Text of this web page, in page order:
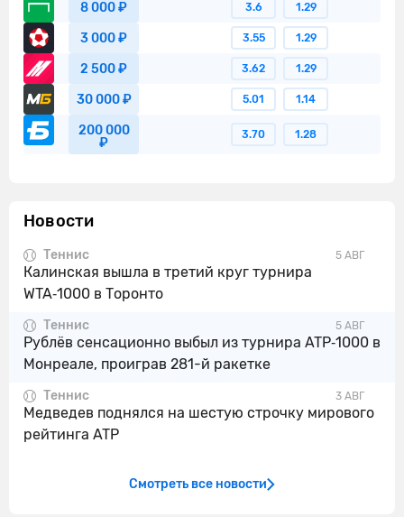
8 000 ₽ 3.6 1.29
3 000 ₽ 3.55 1.29
2 500 ₽ 3.62 1.29
30 000 ₽ 5.01 1.14
200 000
₽
3.70 1.28
Новости
5 АВГ
Теннис
Калинская вышла в третий круг турнира
WTA‑1000 в Торонто
5 АВГ
Теннис
Рублёв сенсационно выбыл из турнира ATP‑1000 в
Монреале, проиграв 281-й ракетке
3 АВГ
Теннис
Медведев поднялся на шестую строчку мирового
рейтинга ATP
Смотреть все новости